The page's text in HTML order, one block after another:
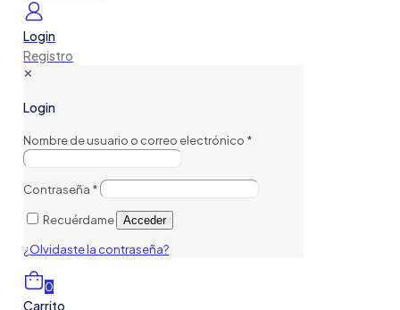
Login
Registro
✕
Login
Nombre de usuario o correo electrónico *
Contraseña *
Recuérdame Acceder
¿Olvidaste la contraseña?
0
Carrito